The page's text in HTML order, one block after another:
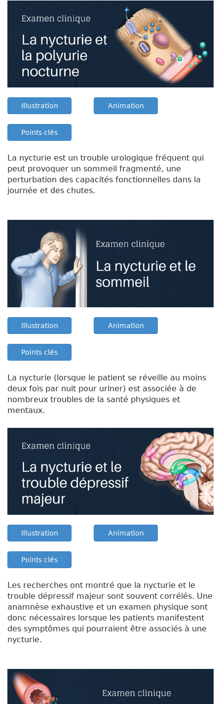
Illustration Animation
Points clés
La nycturie est un trouble urologique fréquent qui
peut provoquer un sommeil fragmenté, une
perturbation des capacités fonctionnelles dans la
journée et des chutes.
Illustration Animation
Points clés
La nycturie (lorsque le patient se réveille au moins
deux fois par nuit pour uriner) est associée à de
nombreux troubles de la santé physiques et
mentaux.
Illustration Animation
Points clés
Les recherches ont montré que la nycturie et le
trouble dépressif majeur sont souvent corrélés. Une
anamnèse exhaustive et un examen physique sont
donc nécessaires lorsque les patients manifestent
des symptômes qui pourraient être associés à une
nycturie.